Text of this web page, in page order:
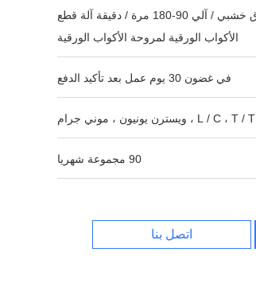
صندوق خشبي / آلي 90-180 مرة / دقيقة آلة قطع
الأكواب الورقية لمروحة الأكواب الورقية
في غضون 30 يوم عمل بعد تأكيد الدفع
L / C ، T / T ، ويسترن يونيون ، موني جرام
90 مجموعة شهريا
اتصل بنا